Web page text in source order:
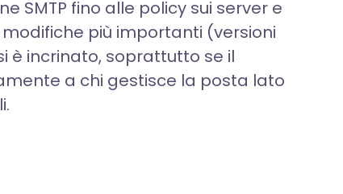
SMTP fino alle policy sui server e
più importanti (versioni
è incrinato, soprattutto se il
a chi gestisce la posta lato